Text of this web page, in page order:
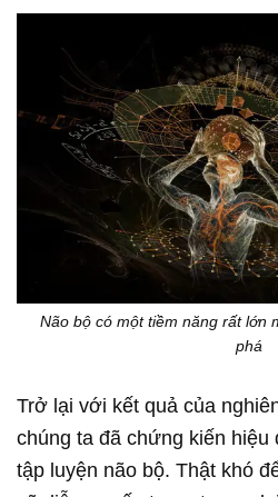
Não bộ có một tiềm năng rất lớn
phá
Trở lại với kết quả của
chúng ta đã chứng kiến hiệu
tập luyện não bộ. Thật khó